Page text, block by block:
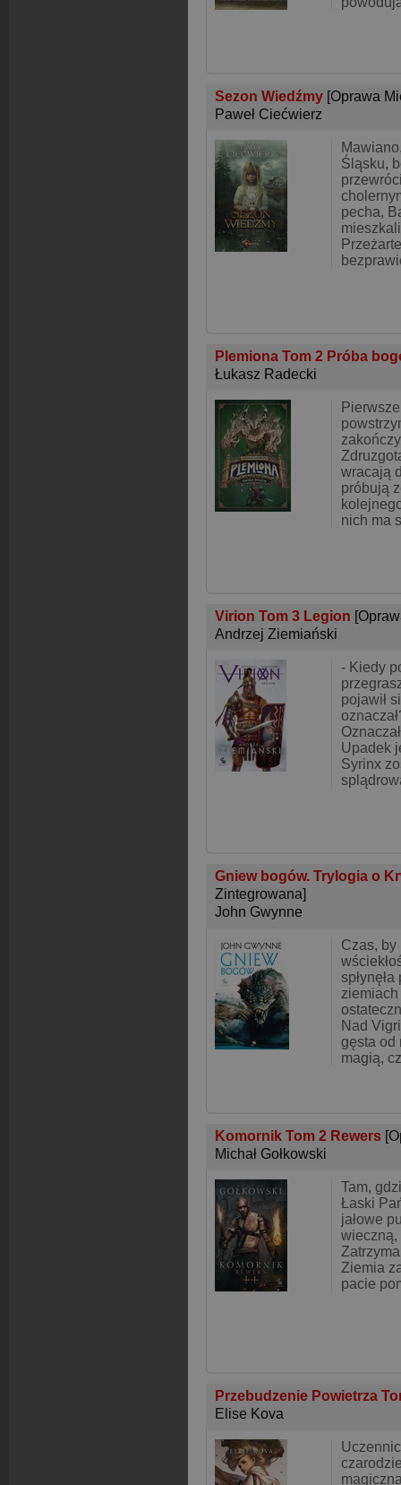
Sezon Wiedźmy [Oprawa
Paweł Ciećwierz
Śląsku,
pecha,
Plemiona Tom 2 Próba
Łukasz Radecki
wracają
próbują
nich ma
Virion Tom 3 Legion
Andrzej Ziemiański
- Kiedy
pojawił
Upadek
Syrinx
Gniew bogów. Trylogia o
Zintegrowana]
John Gwynne
Czas,
ziemiach
Nad
gęsta od
magią,
Komornik Tom 2 Rewers
Michał Gołkowski
Tam,
Łaski
jałowe
wieczną,
Ziemia
pacie
Przebudzenie Powietrza
Elise Kova